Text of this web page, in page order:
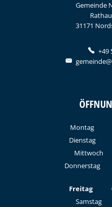
Gemeinde
31171
+49
Montag
Dienstag
Mittwoch
Donnerstag
Freitag
Samstag